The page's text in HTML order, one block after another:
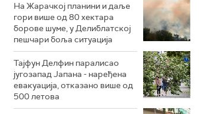
На Жарачкој планини и даље
гори више од 80 хектара
борове шуме, у Делиблатској
пешчари боља ситуација
Тајфун Делфин паралисао
југозапад Јапана - наређена
евакуација, отказано више од
500 летова